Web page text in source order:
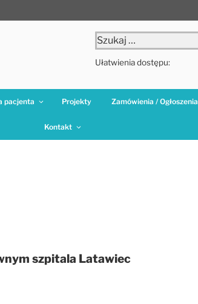
Szukaj:
Ułatwienia dostępu:
pacjenta Projekty Zamówienia / Ogłoszenia
Kontakt
szpitala Latawiec